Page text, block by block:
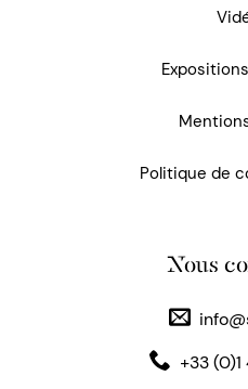
Politique de
Nous
+33